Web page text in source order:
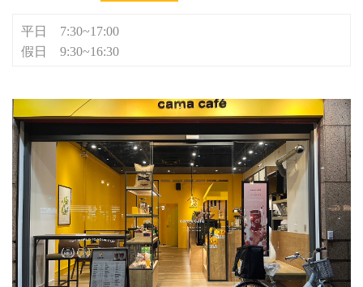
平日 7:30~17:00
假日 9:30~16:30